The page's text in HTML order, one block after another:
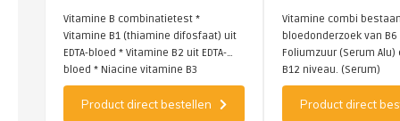
Vitamine B combinatietest *
Vitamine B1 (thiamine difosfaat) uit
EDTA-bloed * Vitamine B2 uit EDTA-
bloed * Niacine vitamine B3
(nicotinezuur/-amide) enz.
Product direct bestellen
Vitamine combi bestaande uit
bloedonderzoek van B6 (EDTA) level,
Foliumzuur (Serum Alu) en Vitamine
B12 niveau. (Serum)
Product direct